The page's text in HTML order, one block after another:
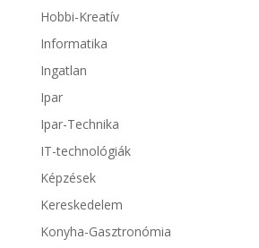
Hobbi-Kreatív
Informatika
Ingatlan
Ipar
Ipar-Technika
IT-technológiák
Képzések
Kereskedelem
Konyha-Gasztronómia